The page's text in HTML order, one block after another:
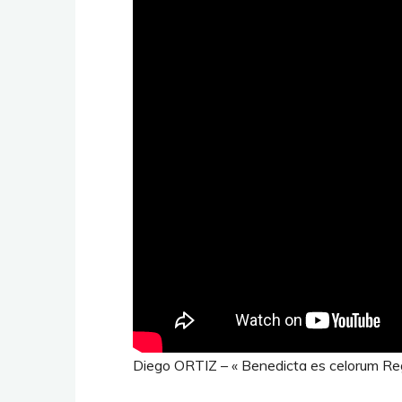
Diego ORTIZ – « Benedicta es celorum